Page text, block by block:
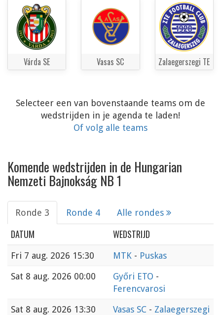
Várda SE Vasas SC Zalaegerszegi TE
Selecteer een van bovenstaande teams om de
wedstrijden in je agenda te laden!
Of volg alle teams
Komende wedstrijden in de Hungarian
Nemzeti Bajnokság NB 1
Ronde 3 Ronde 4 Alle rondes
DATUM WEDSTRIJD
Fri 7 aug. 2026 15:30 MTK - Puskas
Sat 8 aug. 2026 00:00 Győri ETO -
Ferencvarosi
Sat 8 aug. 2026 13:30 Vasas SC - Zalaegerszegi